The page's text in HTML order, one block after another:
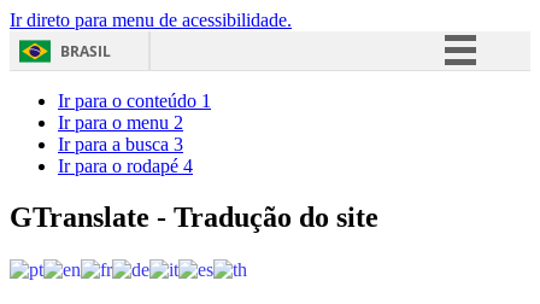
Ir direto para menu de acessibilidade.
BRASIL
Acesso à informação
Ir para o conteúdo 1
Ir para o menu 2
Ir para a busca 3
Ir para o rodapé 4
GTranslate - Tradução do site